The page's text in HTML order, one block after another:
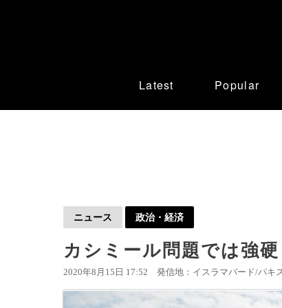
Latest Popular
ニュース 政治・経済
カシミール問題では強
2020年8月15日 17:52 発信地：イスラマバード/パキ